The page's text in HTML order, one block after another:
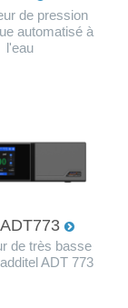
de pression
automatisé à
l'eau
de très basse
ADT 773